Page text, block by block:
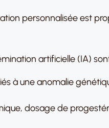
personnalisée est
artificielle (IA)
à une anomalie
dosage de